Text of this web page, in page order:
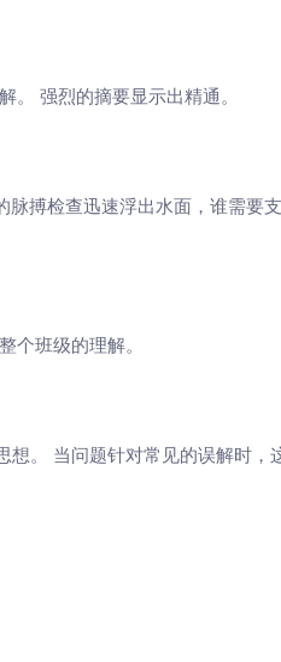
。 强烈的摘要显示出精通。
搏检查迅速浮出水面，谁需要
个班级的理解。
。 当问题针对常见的误解时，